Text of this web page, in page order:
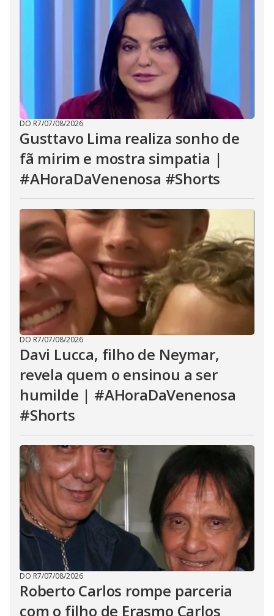
DO R7/07/08/2026
Gusttavo Lima realiza sonho de
fã mirim e mostra simpatia |
#AHoraDaVenenosa #Shorts
DO R7/07/08/2026
Davi Lucca, filho de Neymar,
revela quem o ensinou a ser
humilde | #AHoraDaVenenosa
#Shorts
DO R7/07/08/2026
Roberto Carlos rompe parceria
com o filho de Erasmo Carlos